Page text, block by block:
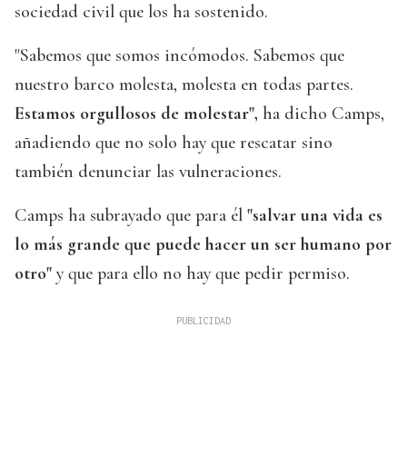
sociedad civil que los ha sostenido.
"Sabemos que somos incómodos. Sabemos que
nuestro barco molesta, molesta en todas partes.
Estamos orgullosos de molestar", ha dicho Camps,
añadiendo que no solo hay que rescatar sino
también denunciar las vulneraciones.
Camps ha subrayado que para él "salvar una vida es
lo más grande que puede hacer un ser humano por
otro" y que para ello no hay que pedir permiso.